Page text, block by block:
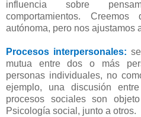
influencia sobre
comportamientos.
autónoma, pero nos ajustamos
Procesos interpersonales:
mutua entre dos o más
personas individuales, no
ejemplo, una discusión
procesos sociales son
Psicología social, junto a otros.